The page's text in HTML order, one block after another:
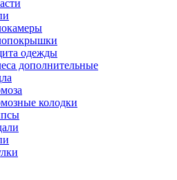
одежды
дополнительные
колодки